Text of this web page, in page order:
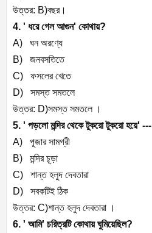
উত্তর: B)বছর।
4. ' ধরে গেল আগুন' কোথায়?
A) ঘন অরণ্যে
B) জনবসতিতে
C) ফসলের খেতে
D) সমস্ত সমতলে
উত্তর: D)সমস্ত সমতলে ।
5. ' পড়লো মন্দির থেকে টুকরো টুকরো হয়ে' ---
A) পূজার সামগ্রী
B) মন্দির চূড়া
C) শান্ত হলুদ দেবতারা
D) সবকটিই ঠিক
উত্তর: C)শান্ত হলুদ দেবতারা ।
6. ' আমি' চরিত্রটি কোথায় ঘুমিয়েছিল?